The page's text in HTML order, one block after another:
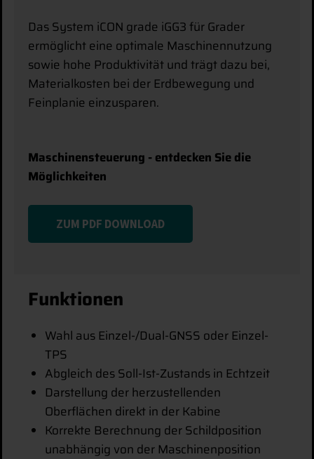
Das System iCON grade iGG3 für Grader
ermöglicht eine optimale Maschinennutzung
sowie hohe Produktivität und trägt dazu bei,
Materialkosten bei der Erdbewegung und
Feinplanie einzusparen.
Maschinensteuerung - entdecken Sie die
Möglichkeiten
ZUM PDF DOWNLOAD
Funktionen
Wahl aus Einzel-/Dual-GNSS oder Einzel-
TPS
Abgleich des Soll-Ist-Zustands in Echtzeit
Darstellung der herzustellenden
Oberflächen direkt in der Kabine
Korrekte Berechnung der Schildposition
unabhängig von der Maschinenposition